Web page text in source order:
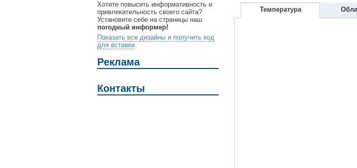
Хотите повысить информативность и
привлекательность своего сайта?
Установите себе на страницы наш
погодный информер!
Показать все дизайны и получить код
для вставки
Реклама
Контакты
Температура